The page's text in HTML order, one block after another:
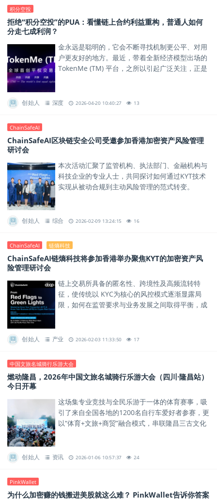
积分空投
拒绝“积分空投”的PUA：看懂链上合约利益重构，普通人如何
分走七成利润？
金永远是聪明的，它会不断寻找机制更公平、对用
户更友好的地方。最近，带着全新经济模型出场的
TokenMe (TM) 平台，之所以引起广泛关注，正是
创始人 深度 2026-04-20 10:40:27 13
ChainSafeAI
ChainSafeAI区块链安全公司受邀参加香港加密资产风险管理
研讨会
本次活动汇聚了监管机构、执法部门、金融机构与
科技企业的专业人士，共同探讨如何通过KYT技术
实现从被动合规到主动风险管理的范式转变。
创始人 综合 2026-02-09 13:24:15 16
ChainSafeAI 链熵科技
ChainSafeAI链熵科技将参加香港举办聚焦KYT的加密资产风
险管理研讨会
链上交易所具备的匿名性、跨境性及高频流转特
征，使传统以 KYC为核心的风控模式逐渐显露局
限，如何在监管要求与业务发展之间取得平衡，成
创始人 产业 2026-02-03 11:33:50 17
中国文旅名城骑行乐游大会
燃动隆昌，2026年中国文旅名城骑行乐游大会（四川·隆昌站）
今日开幕
这场集专业竞技与全民乐游于一体的体育赛事，吸
引了来自全国各地的1200名自行车爱好者参赛，更
以“体育+文旅+商贸”融合模式，串联隆昌三古文化
创始人 资讯 2026-01-06 10:57:37 24
PinkWallet
为什么加密赚的钱搬进美股就这么难？ PinkWallet告诉你答案